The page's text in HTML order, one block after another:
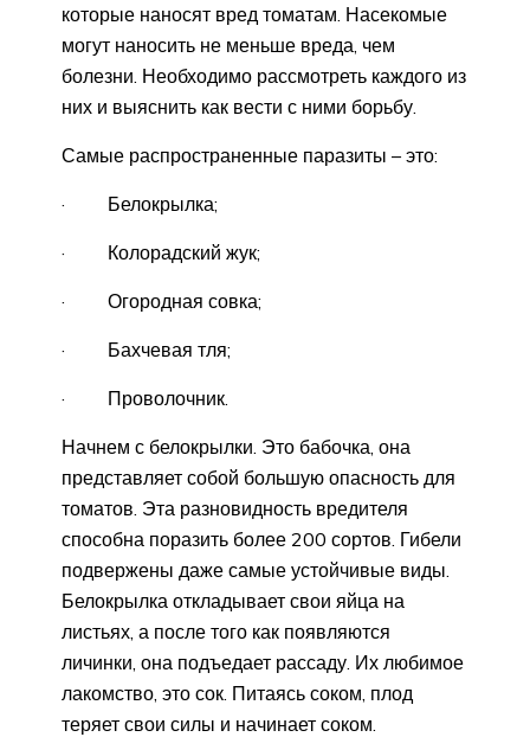
которые наносят вред томатам. Насекомые
могут наносить не меньше вреда, чем
болезни. Необходимо рассмотреть каждого из
них и выяснить как вести с ними борьбу.
Самые распространенные паразиты – это:
· Белокрылка;
· Колорадский жук;
· Огородная совка;
· Бахчевая тля;
· Проволочник.
Начнем с белокрылки. Это бабочка, она
представляет собой большую опасность для
томатов. Эта разновидность вредителя
способна поразить более 200 сортов. Гибели
подвержены даже самые устойчивые виды.
Белокрылка откладывает свои яйца на
листьях, а после того как появляются
личинки, она подъедает рассаду. Их любимое
лакомство, это сок. Питаясь соком, плод
теряет свои силы и начинает соком.